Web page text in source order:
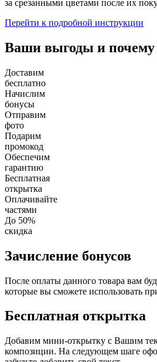
за срезанными цветами после их
Перейти к подробной инструкции
Ваши выгоды и
Доставим
бесплатно
Начислим
бонусы
Отправим
фото
Подарим
промокод
Обеспечим
гарантию
Бесплатная
открытка
Оплачивайте
частями
До 50%
скидка
Зачисление бонусов
После оплаты данного товара вам
которые вы сможете использовать
Бесплатная открытка
Добавим мини-открытку с Вашим
композиции. На следующем шаге